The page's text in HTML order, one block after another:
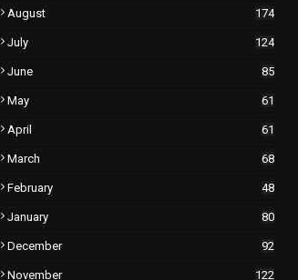
August 174
July 124
June 85
May 61
April 61
March 68
February 48
January 80
December 92
November 122